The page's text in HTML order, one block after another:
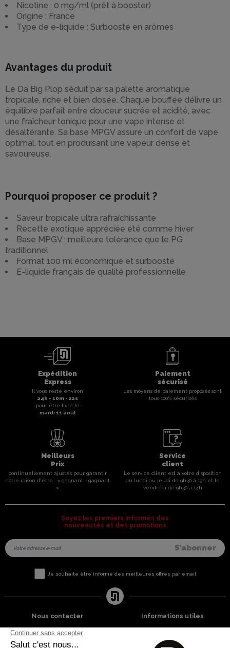
Nicotine : 0 mg/ml (prêt à booster)
Origine : France
Type de e-liquide : Surboosté en arômes
Avantages du produit
Le Da Big Plop séduit par sa palette aromatique
tropicale, riche et bien dosée. Chaque bouffée délivre un
équilibre parfait entre douceur sucrée et acidité, avec
une fraîcheur tonique pour une vape intense et
désaltérante. Sa base MPGV assure un confort de vape
optimal, tout en produisant une vapeur dense et
savoureuse.
Pourquoi proposer ce produit ?
Saveur tropicale ultra rafraîchissante
Recette exotique appréciée été comme hiver
Base MPGV : meilleure tolérance que le PG
traditionnel
Format 100 ml économique et surboosté
E-liquide français de qualité professionnelle
Expédition
Express
Il vous reste environ
24h - 10m - 22s
pour être livré le
mardi 11 août
Paiement
sécurisé
Les moyens de paiement proposés sont
tous 100% sécurisés
Meilleurs
Prix
continuellement ajustés pour garantir
notre raison d'être : « gagnant - gagnant
»
Service
client
Le service client est a votre disposition
du lundi au jeudi de 9h30 à 19h et le
vendredi de 9h30 à 14h
Soyez les premiers informés des
nouveautés et des promotions
Je souhaite être informé des meilleures offres par email
Nous contacter
8 rue du capitaine Jean Croisa
13009 Marseille
Informations utiles
Garantie satisfaction